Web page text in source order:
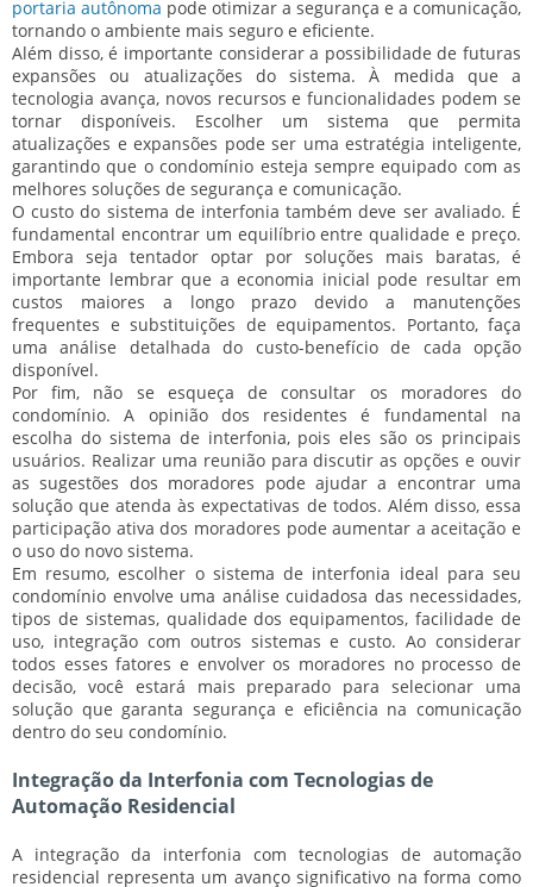
portaria autônoma pode otimizar a segurança e a comunicação,
tornando o ambiente mais seguro e eficiente.
Além disso, é importante considerar a possibilidade de futuras
expansões ou atualizações do sistema. À medida que a
tecnologia avança, novos recursos e funcionalidades podem se
tornar disponíveis. Escolher um sistema que permita
atualizações e expansões pode ser uma estratégia inteligente,
garantindo que o condomínio esteja sempre equipado com as
melhores soluções de segurança e comunicação.
O custo do sistema de interfonia também deve ser avaliado. É
fundamental encontrar um equilíbrio entre qualidade e preço.
Embora seja tentador optar por soluções mais baratas, é
importante lembrar que a economia inicial pode resultar em
custos maiores a longo prazo devido a manutenções
frequentes e substituições de equipamentos. Portanto, faça
uma análise detalhada do custo-benefício de cada opção
disponível.
Por fim, não se esqueça de consultar os moradores do
condomínio. A opinião dos residentes é fundamental na
escolha do sistema de interfonia, pois eles são os principais
usuários. Realizar uma reunião para discutir as opções e ouvir
as sugestões dos moradores pode ajudar a encontrar uma
solução que atenda às expectativas de todos. Além disso, essa
participação ativa dos moradores pode aumentar a aceitação e
o uso do novo sistema.
Em resumo, escolher o sistema de interfonia ideal para seu
condomínio envolve uma análise cuidadosa das necessidades,
tipos de sistemas, qualidade dos equipamentos, facilidade de
uso, integração com outros sistemas e custo. Ao considerar
todos esses fatores e envolver os moradores no processo de
decisão, você estará mais preparado para selecionar uma
solução que garanta segurança e eficiência na comunicação
dentro do seu condomínio.
Integração da Interfonia com Tecnologias de
Automação Residencial
A integração da interfonia com tecnologias de automação
residencial representa um avanço significativo na forma como